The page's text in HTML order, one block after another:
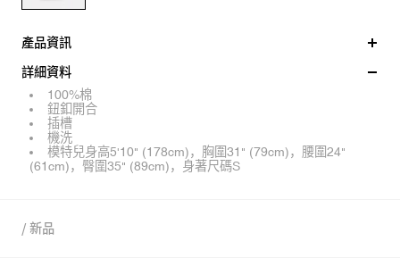
產品資訊
詳細資料
100%棉
鈕釦開合
插槽
機洗
模特兒身高5'10" (178cm)，胸圍31" (79cm)，腰圍24"
(61cm)，臀圍35" (89cm)，身著尺碼S
/ 新品